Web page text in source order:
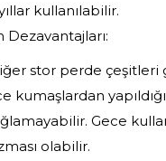
kullanılabilir.
stor perde çeşitleri
kumaşlardan
Gece
olabilir.